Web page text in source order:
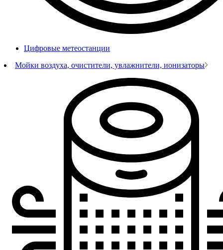
Цифровые метеостанции
Мойки воздуха, очистители, увлажнители, ионизаторы